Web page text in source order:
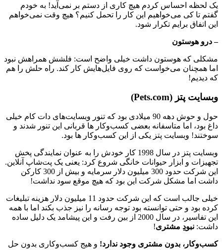
یک لحظه احساس کردم هیچ کاری از دستم بر نمی‌آید! به خودم
گفتم تا کی می‌خواهیم این کار را تحمل کنیم؟ هیچ وقت نمی‌خواهم
این اتفاق برایم تکرار شود.
– درو هوستون
مشکلی که هوستون داشت خیلی واضح است: فلشش همراهش نبود
اما همچنان می‌خواست که روی فایل‌هایش کار کند. راه حلش را هم
که دیدیم!
وبسایت پتز (Pets.com)
حول و حوش دهه 90 میلادی بود که تنور وبسایت‌های دات کام خیلی
داغ بود، اما متاسفانه بعضی کسب‌و‌کار ها قربانی این تنور شدند و
سوختند! وبسایت پتز یکی از این کسب‌و‌کار ها بود.
وبسایت پتز در سال 1998 کار خودش را به عنوان نمایندگی پخش
تجهیزات و ابزار حیوانات خانگی شروع کرد: یعنی یک پت‌شاپ آنلاین.
این شرکت حدود 300 میلیون دلار سرمایه و بیش از 300 کارکن
داشت اما مشکل شرکت این بود که هیچ موقع سود نداشت!
خیلی جالب است که این شرکت حدود 11 میلیون دلار هزینه تبلیغات
کرده بود و حتی توانسته بود توجه رسانه را نیز جذب بکند اما با همه
این تفاسیر، در سال 2000 از بین رفت و این پیشامد یک دلیل ساده
داشت: نبودِ مشتری!
کسب‌و‌کار، بدون مشتری وجود ندارد! و هیج کسب‌و‌کاری بدون حل